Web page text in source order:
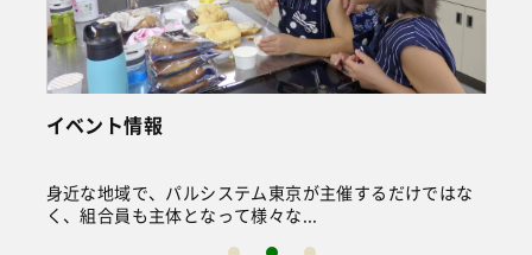
イベント情報
身近な地域で、パルシステム東京が主催するだけではな
く、組合員も主体となって様々な...